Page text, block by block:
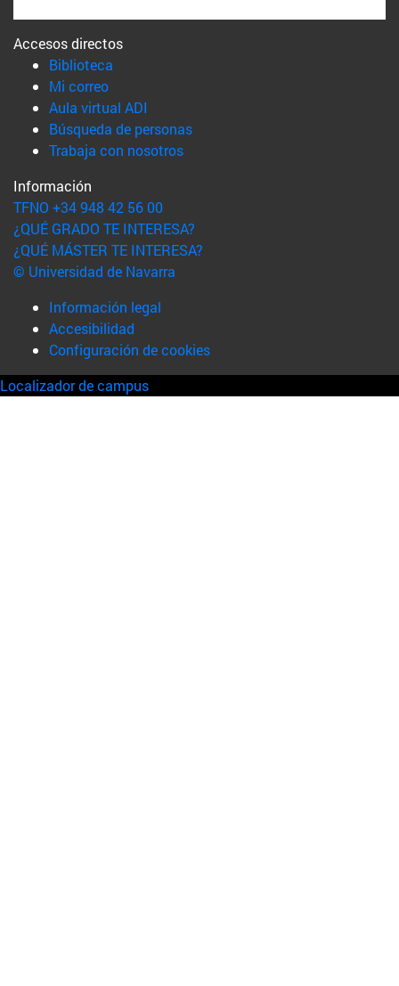
Accesos directos
Biblioteca
Mi correo(abre en nueva ventana)
Aula virtual ADI
Búsqueda de personas(abre en nueva ventana)
Trabaja con nosotros(abre en nueva ventana)
Información
TFNO +34 948 42 56 00
¿QUÉ GRADO TE INTERESA?
¿QUÉ MÁSTER TE INTERESA?
© Universidad de Navarra
Información legal
Accesibilidad
Configuración de cookies
Localizador de campus